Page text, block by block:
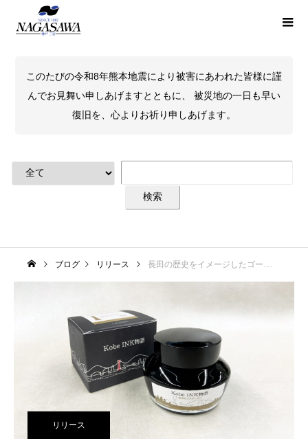
このたびの令和8年熊本地震により被害にあわれた皆様に謹
んでお見舞い申しあげますとともに、 被災地の一日も早い
復旧を、心よりお祈り申しあげます。
ブログ リリース 長田の歴史をイメージしたゴールド系カラー Kobe INK物語 第88集 「長田ピュアゴールド」 2025年4月25日発売
リリース